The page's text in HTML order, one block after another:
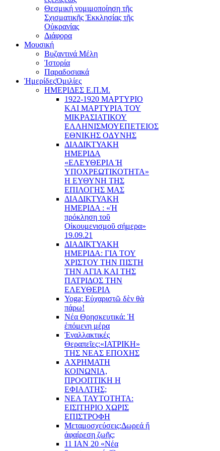
Θεσμική νομιμοποίηση τῆς
Σχισματικῆς Ἐκκλησίας τῆς
Οὐκρανίας
Διάφορα
Μουσική
Βυζαντινά Μέλη
Ἰστορία
Παραδοσιακά
ἩμερίδεςὉμιλίες
ΗΜΕΡΙΔΕΣ Ε.Π.Μ.
1922-1920 ΜΑΡΤΥΡΙΟ
ΚΑI ΜΑΡΤΥΡIΑ ΤΟΥ
ΜΙΚΡΑΣΙΑΤΙΚΟΥ
EΛΛΗΝΙΣΜΟΥEΠEΤΕΙΟΣ
EΘΝΙΚHΣ O∆YΝΗΣ
ΔΙΑΔΙΚΤΥΑΚΗ
ΗΜΕΡΙΔΑ
«EΛΕΥΘΕΡΙΑ Ή
YΠΟΧΡΕΩΤΙΚΟΤΗΤΑ»
Η ΕΥΘΥΝΗ ΤΗΣ
EΠΙΛΟΓΗΣ ΜΑΣ
ΔΙΑΔΙΚΤΥΑΚΗ
ΗΜΕΡΙΔΑ : «Ἡ
πρόκληση τοῦ
Οἰκουμενισμοῦ σήμερα»
19.09.21
ΔΙΑΔΙΚΤΥΑΚΗ
ΗΜΕΡΙΔΑ: ΓΙΑ ΤΟΥ
ΧΡΙΣΤΟΥ ΤΗΝ ΠΙΣΤΗ
ΤΗΝ ΑΓΙΑ ΚΑΙ ΤΗΣ
ΠΑΤΡΙΔΟΣ ΤΗΝ
ΕΛΕΥΘΕΡΙΑ
Yoga; Εὐχαριστῶ δὲν θὰ
πάρω!
Νέα Θρησκευτικά: Ἡ
ἑπόμενη μέρα
Ἐναλλακτικές
Θεραπεῖες:«ΙΑΤΡΙΚΗ»
ΤΗΣ ΝΕΑΣ ΕΠΟΧΗΣ
ΑΧΡΗΜΑΤΗ
ΚΟΙΝΩΝΙΑ,
ΠΡΟΟΠΤΙΚΗ Η
ΕΦΙΑΛΤΗΣ;
ΝΕΑ ΤΑΥΤΟΤΗΤΑ:
ΕΙΣΙΤΗΡΙΟ ΧΩΡΙΣ
ΕΠΙΣΤΡΟΦΗ
Μεταμοσχεύσεις:Δωρεά ἤ
ἀφαίρεση ζωῆς;
11 ΙΑΝ 20 «Νέα